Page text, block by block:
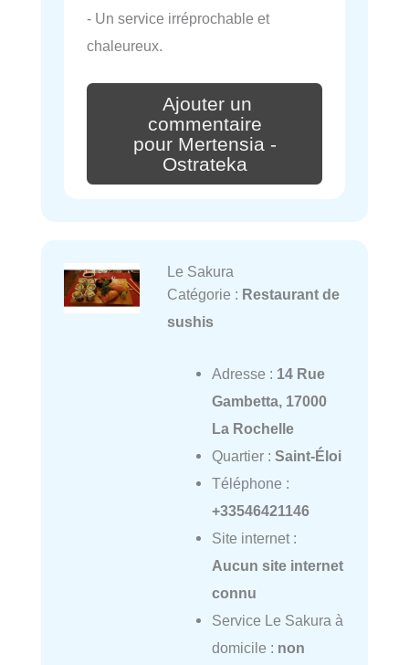
- Un service irréprochable et
chaleureux.
Ajouter un
commentaire
pour Mertensia -
Ostrateka
Le Sakura
Catégorie : Restaurant de
sushis
Adresse : 14 Rue
Gambetta, 17000
La Rochelle
Quartier : Saint-Éloi
Téléphone :
+33546421146
Site internet :
Aucun site internet
connu
Service Le Sakura à
domicile : non